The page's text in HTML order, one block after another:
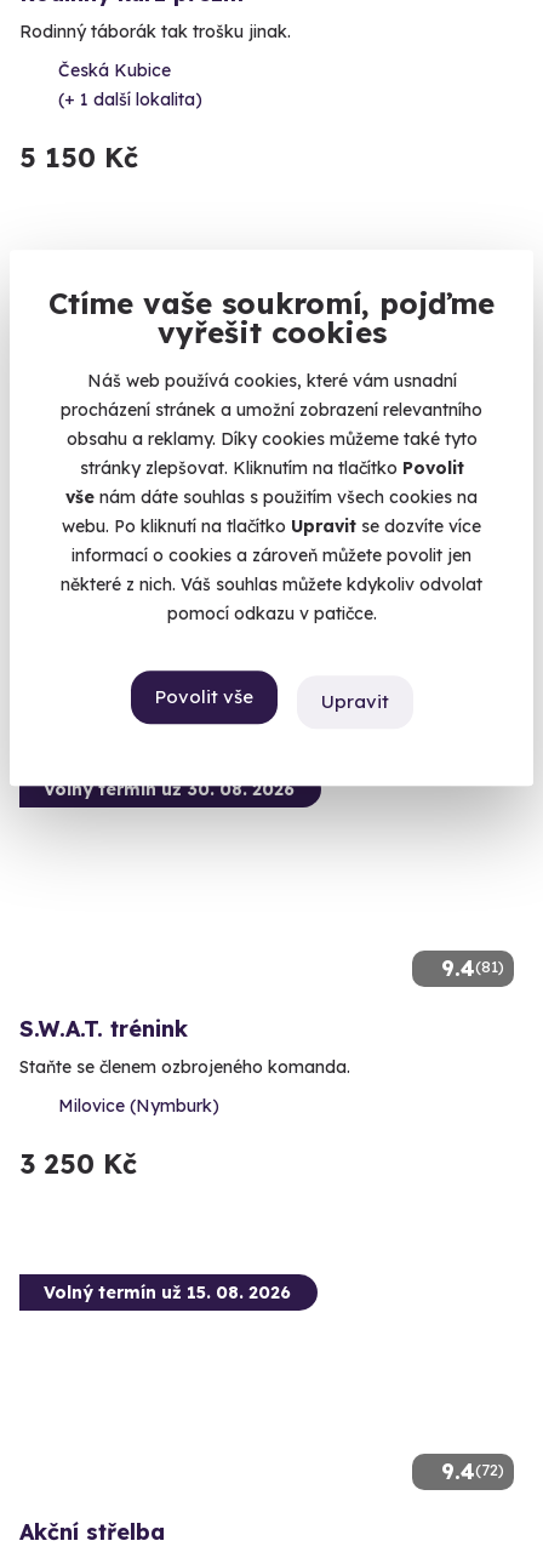
Ctíme vaše soukromí, pojďme
vyřešit cookies
Náš web používá cookies, které vám usnadní
procházení stránek a umožní zobrazení relevantního
obsahu a reklamy. Díky cookies můžeme také tyto
stránky zlepšovat. Kliknutím na tlačítko Povolit
vše nám dáte souhlas s použitím všech cookies na
webu. Po kliknutí na tlačítko Upravit se dozvíte více
informací o cookies a zároveň můžete povolit jen
některé z nich. Váš souhlas můžete kdykoliv odvolat
pomocí odkazu v patičce.
Povolit vše Upravit
Rodinný táborák tak trošku jinak.
Česká Kubice
(+ 1 další lokalita)
5 150 Kč
Volný termín už 21. 08. 2026
Kurz přežití pro teenagery
Zažijte se svou dospívající ratolestí pořádné dobrodružství
Česká Kubice (Domažlice)
9.4(81)
Volný termín už 30. 08. 2026
S.W.A.T. trénink
Staňte se členem ozbrojeného komanda.
Milovice (Nymburk)
3 250 Kč
9.4(72)
Volný termín už 15. 08. 2026
Akční střelba